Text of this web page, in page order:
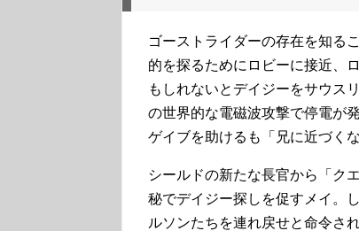
ゴーストライダーの存在を知る
的を探るためにロビーに接近、
もしれないとデイジーをサウス
の世界的な電磁波攻撃で停電が
ゲイブを助けるも「兄に近づく
シールドの新たな長官から「ク
秘でデイジー探しを促すメイ。
ルソンたちを連れ戻せと命令され